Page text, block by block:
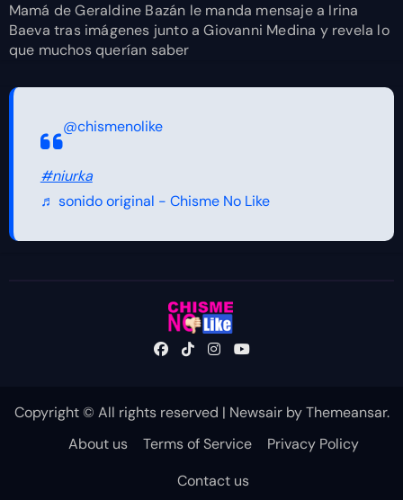
Mamá de Geraldine Bazán le manda mensaje a Irina
Baeva tras imágenes junto a Giovanni Medina y revela lo
que muchos querían saber
@chismenolike
#niurka
♬ sonido original - Chisme No Like
Copyright © All rights reserved | NewsairbyThemeansar.
About us
Terms of Service
Privacy Policy
Contact us